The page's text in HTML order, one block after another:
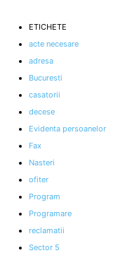
ETICHETE
acte necesare
adresa
Bucuresti
casatorii
decese
Evidenta persoanelor
Fax
Nasteri
ofiter
Program
Programare
reclamatii
Sector 5